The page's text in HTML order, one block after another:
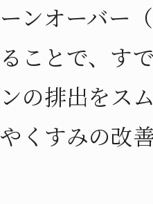
ーンオーバー
ることで、す
ンの排出をス
やくすみの改